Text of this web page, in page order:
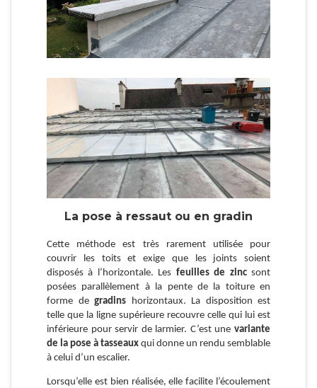
La pose à ressaut ou en gradin
Cette méthode est très rarement utilisée pour
couvrir les toits et exige que les joints soient
disposés à l’horizontale. Les feuilles de zincsont
posées parallèlement à la pente de la toiture en
forme de gradins horizontaux. La disposition est
telle que la ligne supérieure recouvre celle qui lui est
inférieure pour servir de larmier. C’est une variante
de la pose à tasseaux qui donne un rendu semblable
à celui d’un escalier.
Lorsqu’elle est bien réalisée, elle facilite l’écoulement